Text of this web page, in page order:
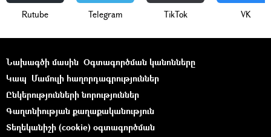
Rutube Telegram ТikТоk VK
Նախագծի մասին Օգտագործման կանոնները
Կապ Մամուլի հաղորդագրություններ
Ընկերությունների նորություններ
Գաղտնիության քաղաքականություն
Տեղեկանիշի (cookie) օգտագործման